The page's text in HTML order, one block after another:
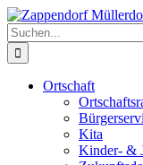
Zum
Inhalt
springen
Suche
nach:
Ortschaft
Kita
Kinder- &